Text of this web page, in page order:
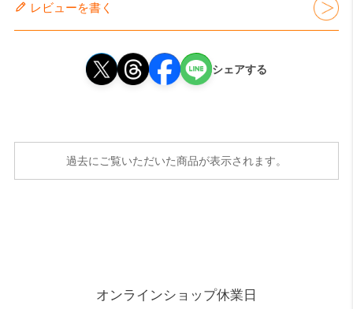
レビューを書く
シェアする
過去にご覧いただいた商品が表示されます。
オンラインショップ休業日